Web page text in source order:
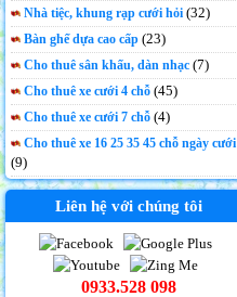
Nhà tiệc, khung rạp cưới hỏi (32)
Bàn ghế dựa cao cấp (23)
Cho thuê sân khấu, dàn nhạc (7)
Cho thuê xe cưới 4 chỗ (45)
Cho thuê xe cưới 7 chỗ (4)
Cho thuê xe 16 25 35 45 chỗ ngày cưới
(9)
Liên hệ với chúng tôi
0933.528 098